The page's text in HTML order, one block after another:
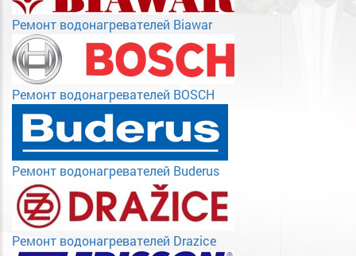
Ремонт водонагревателей Biawar
Ремонт водонагревателей BOSCH
Ремонт водонагревателей Buderus
Ремонт водонагревателей Drazice